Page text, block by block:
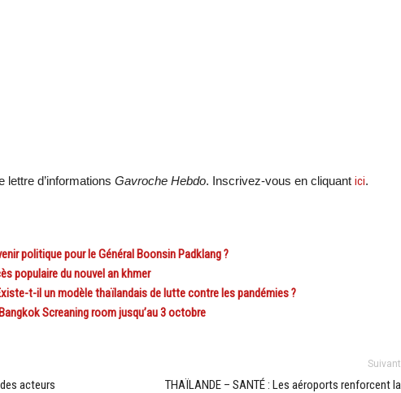
d’informations Gavroche Hebdo. Inscrivez-vous en cliquant ici.
politique pour le Général Boonsin Padklang ?
populaire du nouvel an khmer
t-il un modèle thaïlandais de lutte contre les pandémies ?
Screaning room jusqu’au 3 octobre
acteurs
Suivant
THAÏLANDE – SANTÉ : Les aéroports renforcent la